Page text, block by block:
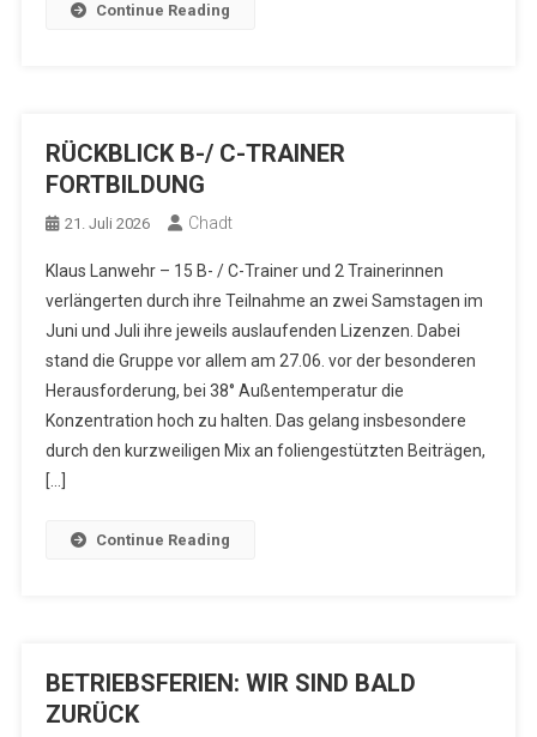
Continue Reading
RÜCKBLICK B-/ C-TRAINER
FORTBILDUNG
21. Juli 2026 Chadt
Klaus Lanwehr – 15 B- / C-Trainer und 2 Trainerinnen
verlängerten durch ihre Teilnahme an zwei Samstagen im
Juni und Juli ihre jeweils auslaufenden Lizenzen. Dabei
stand die Gruppe vor allem am 27.06. vor der besonderen
Herausforderung, bei 38° Außentemperatur die
Konzentration hoch zu halten. Das gelang insbesondere
durch den kurzweiligen Mix an foliengestützten Beiträgen,
[…]
Continue Reading
BETRIEBSFERIEN: WIR SIND BALD
ZURÜCK